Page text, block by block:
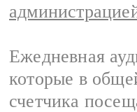
Ежедневная
которые в
счетчика